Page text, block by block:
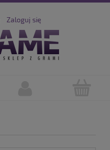
Zaloguj się